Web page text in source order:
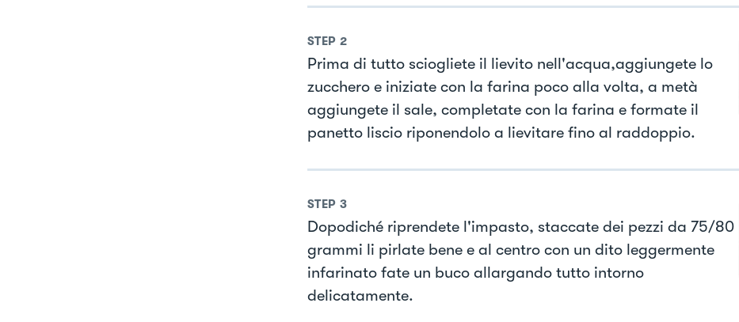
STEP 2
Prima di tutto sciogliete il lievito nell'acqua,aggiungete lo
zucchero e iniziate con la farina poco alla volta, a metà
aggiungete il sale, completate con la farina e formate il
panetto liscio riponendolo a lievitare fino al raddoppio.
STEP 3
Dopodiché riprendete l'impasto, staccate dei pezzi da 75/80
grammi li pirlate bene e al centro con un dito leggermente
infarinato fate un buco allargando tutto intorno
delicatamente.